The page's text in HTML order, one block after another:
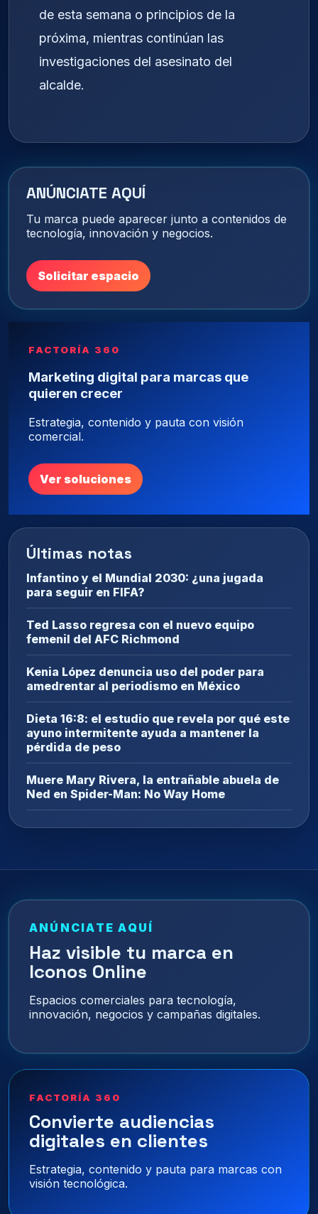
de esta semana o principios de la
próxima, mientras continúan las
investigaciones del asesinato del
alcalde.
ANÚNCIATE AQUÍ
Tu marca puede aparecer junto a contenidos de
tecnología, innovación y negocios.
Solicitar espacio
FACTORÍA 360
Marketing digital para marcas que
quieren crecer
Estrategia, contenido y pauta con visión
comercial.
Ver soluciones
Últimas notas
Infantino y el Mundial 2030: ¿una jugada
para seguir en FIFA?
Ted Lasso regresa con el nuevo equipo
femenil del AFC Richmond
Kenia López denuncia uso del poder para
amedrentar al periodismo en México
Dieta 16:8: el estudio que revela por qué este
ayuno intermitente ayuda a mantener la
pérdida de peso
Muere Mary Rivera, la entrañable abuela de
Ned en Spider-Man: No Way Home
ANÚNCIATE AQUÍ
Haz visible tu marca en
Iconos Online
Espacios comerciales para tecnología,
innovación, negocios y campañas digitales.
FACTORÍA 360
Convierte audiencias
digitales en clientes
Estrategia, contenido y pauta para marcas con
visión tecnológica.